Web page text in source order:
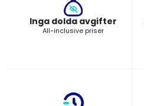
Inga dolda avgifter
All-inclusive priser